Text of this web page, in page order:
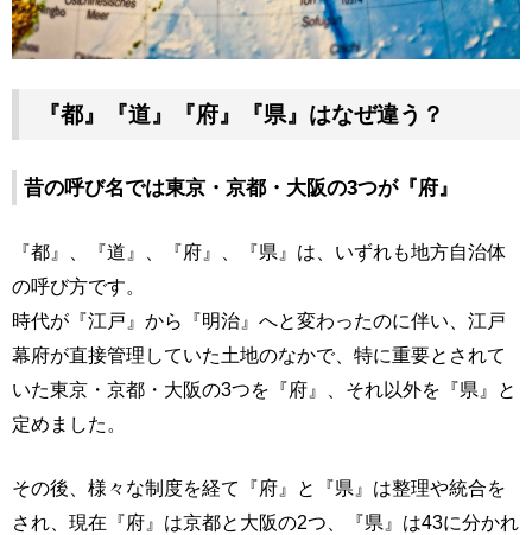
『都』『道』『府』『県』はなぜ違う？
昔の呼び名では東京・京都・大阪の3つが『府』
『都』、『道』、『府』、『県』は、いずれも地方自治体
の呼び方です。
時代が『江戸』から『明治』へと変わったのに伴い、江戸
幕府が直接管理していた土地のなかで、特に重要とされて
いた東京・京都・大阪の3つを『府』、それ以外を『県』と
定めました。
その後、様々な制度を経て『府』と『県』は整理や統合を
され、現在『府』は京都と大阪の2つ、『県』は43に分かれ